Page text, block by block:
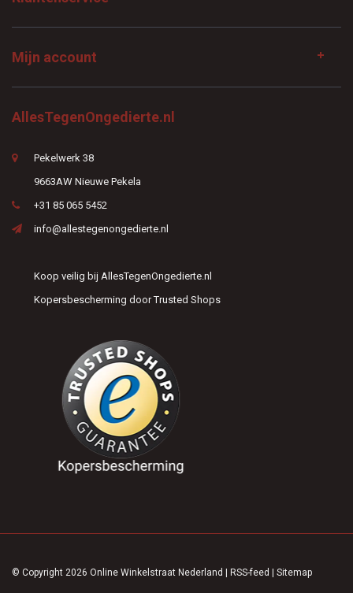
Mijn account
AllesTegenOngedierte.nl
Pekelwerk 38
9663AW Nieuwe Pekela
+31 85 065 5452
info@allestegenongedierte.nl
Koop veilig bij AllesTegenOngedierte.nl
Kopersbescherming door Trusted Shops
© Copyright 2026 Online Winkelstraat Nederland | RSS-feed | Sitemap